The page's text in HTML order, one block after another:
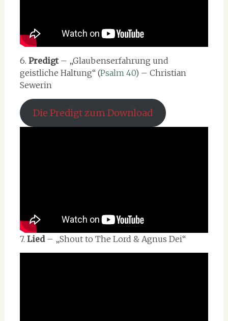
6. Predigt– „Glaubenserfahrung und
geistliche Haltung“ (Psalm 40) – Christian
Sewerin
Die Predigt zum Download
7. Lied– „Shout to The Lord & Agnus Dei“